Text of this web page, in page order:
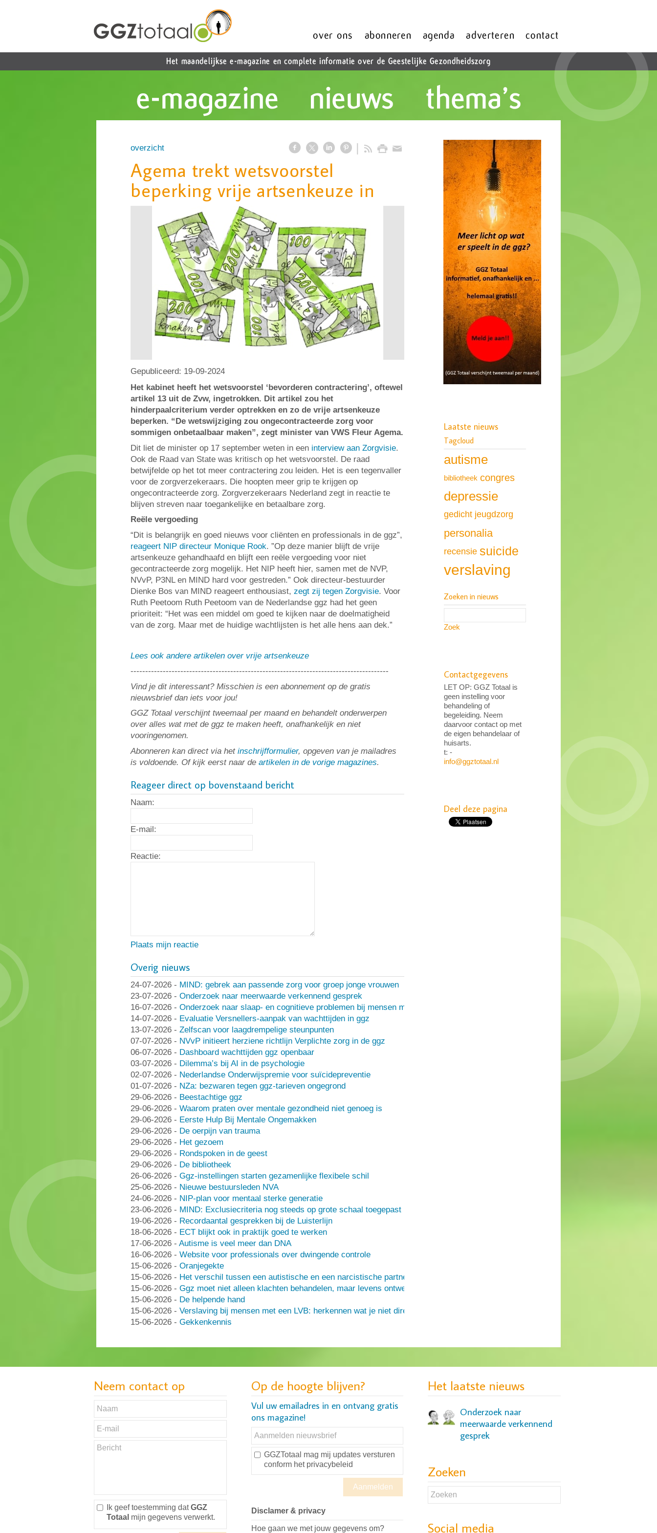
overzicht
Agema trekt wetsvoorstel
beperking vrije artsenkeuze in
Gepubliceerd: 19-09-2024
Het kabinet heeft het wetsvoorstel ‘bevorderen contractering’, oftewel
artikel 13 uit de Zvw, ingetrokken. Dit artikel zou het
hinderpaalcriterium verder optrekken en zo de vrije artsenkeuze
beperken. “De wetswijziging zou ongecontracteerde zorg voor
sommigen onbetaalbaar maken”, zegt minister van VWS Fleur Agema.
Dit liet de minister op 17 september weten in een interview aan Zorgvisie.
Ook de Raad van State was kritisch op het wetsvoorstel. De raad
betwijfelde op het tot meer contractering zou leiden. Het is een tegenvaller
voor de zorgverzekeraars. Die hoopten meer grip te krijgen op
ongecontracteerde zorg. Zorgverzekeraars Nederland zegt in reactie te
blijven streven naar toegankelijke en betaalbare zorg.
Reële vergoeding
“Dit is belangrijk en goed nieuws voor cliënten en professionals in de ggz”,
reageert NIP directeur Monique Rook. ”Op deze manier blijft de vrije
artsenkeuze gehandhaafd en blijft een reële vergoeding voor niet
gecontracteerde zorg mogelijk. Het NIP heeft hier, samen met de NVP,
NVvP, P3NL en MIND hard voor gestreden.” Ook directeur-bestuurder
Dienke Bos van MIND reageert enthousiast, zegt zij tegen Zorgvisie. Voor
Ruth Peetoom Ruth Peetoom van de Nederlandse ggz had het geen
prioriteit: “Het was een middel om goed te kijken naar de doelmatigheid
van de zorg. Maar met de huidige wachtlijsten is het alle hens aan dek.”
Lees ook andere artikelen over vrije artsenkeuze
----------------------------------------------------------------------------------------
Vind je dit interessant? Misschien is een abonnement op de gratis
nieuwsbrief dan iets voor jou!
GGZ Totaal verschijnt tweemaal per maand en behandelt onderwerpen
over alles wat met de ggz te maken heeft, onafhankelijk en niet
vooringenomen.
Abonneren kan direct via het inschrijfformulier, opgeven van je mailadres
is voldoende. Of kijk eerst naar de artikelen in de vorige magazines.
Reageer direct op bovenstaand bericht
Naam:
E-mail:
Reactie:
Plaats mijn reactie
Overig nieuws
24-07-2026 - MIND: gebrek aan passende zorg voor groep jonge vrouwen
23-07-2026 - Onderzoek naar meerwaarde verkennend gesprek
16-07-2026 - Onderzoek naar slaap- en cognitieve problemen bij mensen met een depressie
14-07-2026 - Evaluatie Versnellers-aanpak van wachttijden in ggz
13-07-2026 - Zelfscan voor laagdrempelige steunpunten
07-07-2026 - NVvP initieert herziene richtlijn Verplichte zorg in de ggz
06-07-2026 - Dashboard wachttijden ggz openbaar
03-07-2026 - Dilemma’s bij AI in de psychologie
02-07-2026 - Nederlandse Onderwijspremie voor suïcidepreventie
01-07-2026 - NZa: bezwaren tegen ggz-tarieven ongegrond
29-06-2026 - Beestachtige ggz
29-06-2026 - Waarom praten over mentale gezondheid niet genoeg is
29-06-2026 - Eerste Hulp Bij Mentale Ongemakken
29-06-2026 - De oerpijn van trauma
29-06-2026 - Het gezoem
29-06-2026 - Rondspoken in de geest
29-06-2026 - De bibliotheek
26-06-2026 - Ggz-instellingen starten gezamenlijke flexibele schil
25-06-2026 - Nieuwe bestuursleden NVA
24-06-2026 - NIP-plan voor mentaal sterke generatie
23-06-2026 - MIND: Exclusiecriteria nog steeds op grote schaal toegepast
19-06-2026 - Recordaantal gesprekken bij de Luisterlijn
18-06-2026 - ECT blijkt ook in praktijk goed te werken
17-06-2026 - Autisme is veel meer dan DNA
16-06-2026 - Website voor professionals over dwingende controle
15-06-2026 - Oranjegekte
15-06-2026 - Het verschil tussen een autistische en een narcistische partner
15-06-2026 - Ggz moet niet alleen klachten behandelen, maar levens ontwerpen
15-06-2026 - De helpende hand
15-06-2026 - Verslaving bij mensen met een LVB: herkennen wat je niet direct ziet
15-06-2026 - Gekkenkennis
Laatste nieuws
Tagcloud
autisme
bibliotheek congres
depressie
gedicht jeugdzorg
personalia
recensie suicide
verslaving
Zoeken in nieuws
Zoek
Contactgegevens
LET OP: GGZ Totaal is
geen instelling voor
behandeling of
begeleiding. Neem
daarvoor contact op met
de eigen behandelaar of
huisarts.
t: -
info@ggztotaal.nl
Deel deze pagina
Neem contact op
Ik geef toestemming datGGZ
Totaal mijn gegevens verwerkt.
Op de hoogte blijven?
Vul uw emailadres in en ontvang gratis
ons magazine!
GGZTotaal mag mij updates versturen
conform het privacybeleid
Disclamer & privacy
Hoe gaan we met jouw gegevens om?
Het laatste nieuws
MIND: gebrek aan
Onderzoek naar
meerwaarde verkennend
gesprek
Onderzoek naar slaap- en
cognitieve problemen bij
depressie
Zoeken
Social media